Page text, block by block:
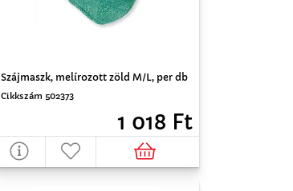
Szájmaszk, melírozott zöld M/L, per db
Cikkszám 502373
1 018 Ft